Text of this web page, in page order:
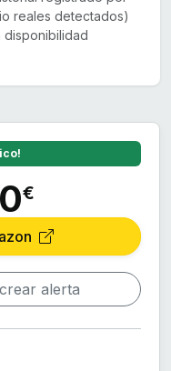
reales detectados)
€
alerta